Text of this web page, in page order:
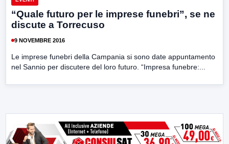
“Quale futuro per le imprese funebri”, se ne
discute a Torrecuso
9 NOVEMBRE 2016
Le imprese funebri della Campania si sono date appuntamento
nel Sannio per discutere del loro futuro. “Impresa funebre:...